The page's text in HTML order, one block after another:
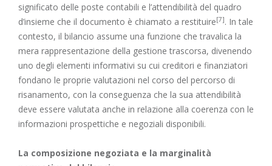
significato delle poste contabili e l’attendibilità del quadro
d’insieme che il documento è chiamato a restituire[7]. In tale
contesto, il bilancio assume una funzione che travalica la
mera rappresentazione della gestione trascorsa, divenendo
uno degli elementi informativi su cui creditori e finanziatori
fondano le proprie valutazioni nel corso del percorso di
risanamento, con la conseguenza che la sua attendibilità
deve essere valutata anche in relazione alla coerenza con le
informazioni prospettiche e negoziali disponibili.
La composizione negoziata e la marginalità